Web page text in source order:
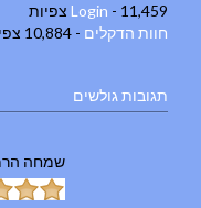
Login - 11,459 צפיות
חוות הדקלים - 10,884 צפיות
תגובות גולשים
שמחה